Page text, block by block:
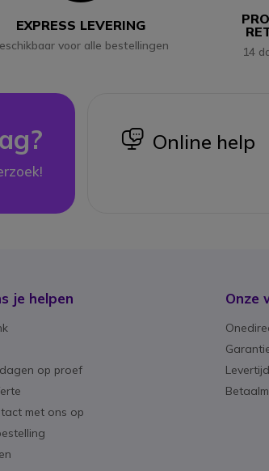
EXPRESS LEVERING
voor alle bestellingen 14
icon
Online help
je helpen
op proef
met ons op
Onze